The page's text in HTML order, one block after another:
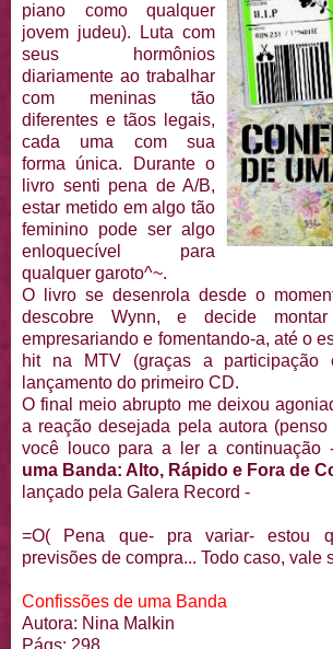
piano como qualquer
jovem judeu). Luta com
seus hormônios
diariamente ao trabalhar
com meninas tão
diferentes e tãos legais,
cada uma com sua
forma única. Durante o
livro senti pena de A/B,
estar metido em algo tão
feminino pode ser algo
enloquecível para
qualquer garoto^~.
O livro se desenrola desde o
descobre Wynn, e decide
empresariando e fomentando-a, até o
hit na MTV (graças a
lançamento do primeiro CD.
O final meio abrupto me deixou
a reação desejada pela autora
você louco para a ler a
uma Banda: Alto, Rápido e Fora de
lançado pela Galera Record -
=O( Pena que- pra variar- estou
previsões de compra... Todo caso, vale
Confissões de uma Banda
Autora: Nina Malkin
Págs: 298